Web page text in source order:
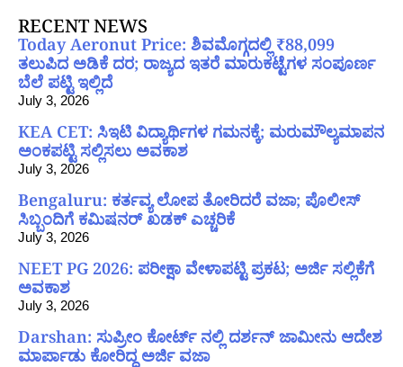
RECENT NEWS
Today Aeronut Price: ಶಿವಮೊಗ್ಗದಲ್ಲಿ ₹88,099
ತಲುಪಿದ ಅಡಿಕೆ ದರ; ರಾಜ್ಯದ ಇತರೆ ಮಾರುಕಟ್ಟೆಗಳ ಸಂಪೂರ್ಣ
ಬೆಲೆ ಪಟ್ಟಿ ಇಲ್ಲಿದೆ
July 3, 2026
KEA CET: ಸಿಇಟಿ ವಿದ್ಯಾರ್ಥಿಗಳ ಗಮನಕ್ಕೆ; ಮರುಮೌಲ್ಯಮಾಪನ
ಅಂಕಪಟ್ಟಿ ಸಲ್ಲಿಸಲು ಅವಕಾಶ
July 3, 2026
Bengaluru: ಕರ್ತವ್ಯ ಲೋಪ ತೋರಿದರೆ ವಜಾ; ಪೊಲೀಸ್
ಸಿಬ್ಬಂದಿಗೆ ಕಮಿಷನರ್ ಖಡಕ್ ಎಚ್ಚರಿಕೆ
July 3, 2026
NEET PG 2026: ಪರೀಕ್ಷಾ ವೇಳಾಪಟ್ಟಿ ಪ್ರಕಟ; ಅರ್ಜಿ ಸಲ್ಲಿಕೆಗೆ
ಅವಕಾಶ
July 3, 2026
Darshan: ಸುಪ್ರೀಂ ಕೋರ್ಟ್ ನಲ್ಲಿ ದರ್ಶನ್ ಜಾಮೀನು ಆದೇಶ
ಮಾರ್ಪಾಡು ಕೋರಿದ್ದ ಅರ್ಜಿ ವಜಾ